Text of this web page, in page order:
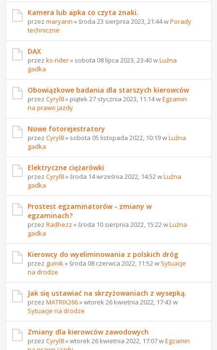
Kamera lub apka co czyta znaki.
przezmaryann » środa 23 sierpnia 2023, 21:44 wPorady
techniczne
DAX
przezks-rider» sobota 08 lipca 2023, 23:40 wLuźna
gadka
Obowiązkowe badania dla starszych kierowców
przezCyryl8» piątek 27 stycznia 2023, 11:14 wEgzamin
na prawo jazdy
Nowe fotorejestratory
przezCyryl8» sobota 05 listopada 2022, 10:19 wLuźna
gadka
Elektryczne ciężarówki
przezCyryl8» środa 14 września 2022, 14:52 wLuźna
gadka
Prostest egzaminatorów - zmiany w
egzaminach?
przezRadhezz » środa 10 sierpnia 2022, 15:22 wLuźna
gadka
Kierowcy do wyeliminowania z polskich dróg
przez gumik » środa 08 czerwca 2022, 11:52 w Sytuacje
na drodze
Jak się ustawiać na skrzyżowaniach z wysepką.
przezMATRIX266» wtorek 26 kwietnia 2022, 17:43 w
Sytuacje na drodze
Zmiany dla kierowców zawodowych
przezCyryl8» wtorek 26 kwietnia 2022, 17:07 wEgzamin